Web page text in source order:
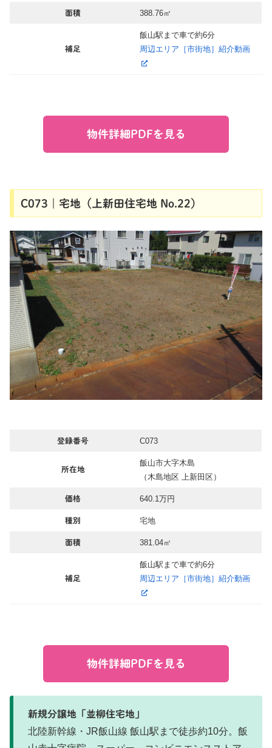
面積 388.76㎡
補足
飯山駅まで車で約6分
周辺エリア［市街地］紹介動画
物件詳細PDFを見る
C073｜宅地（上新田住宅地 No.22）
登録番号 C073
所在地
飯山市大字木島
（木島地区 上新田区）
価格 640.1万円
種別 宅地
面積 381.04㎡
補足
飯山駅まで車で約6分
周辺エリア［市街地］紹介動画
物件詳細PDFを見る
新規分譲地「並柳住宅地」
北陸新幹線・JR飯山線 飯山駅まで徒歩約10分。飯